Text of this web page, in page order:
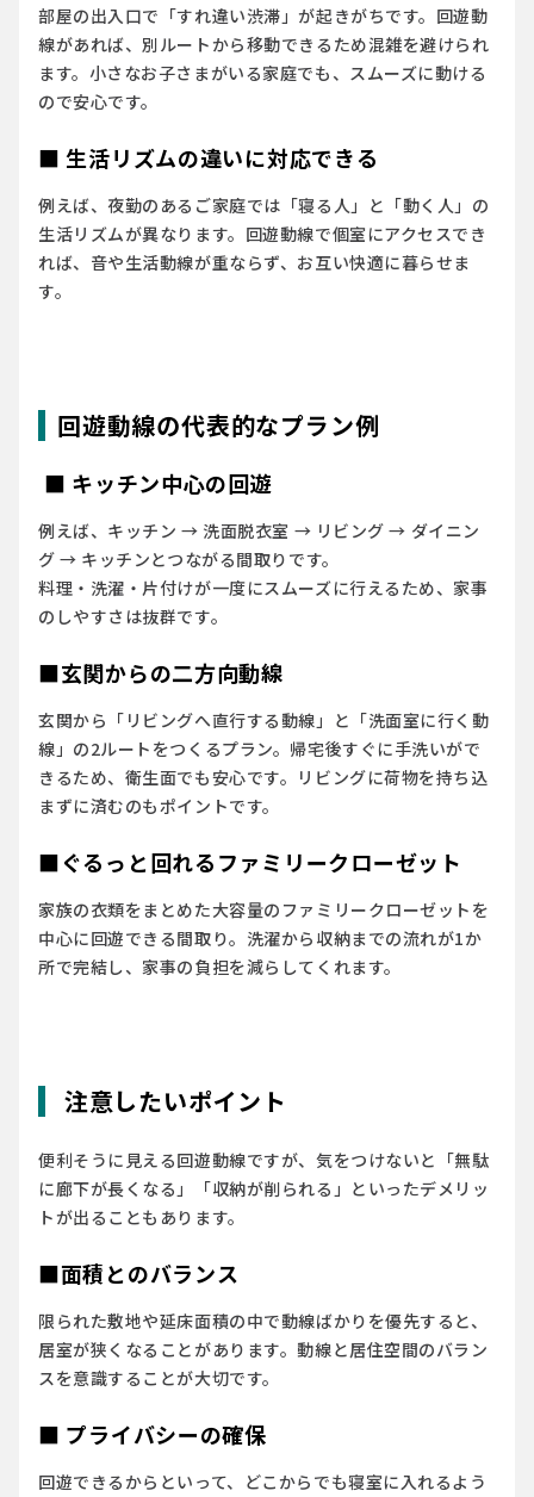
部屋の出入口で「すれ違い渋滞」が起きがちです。回遊動
線があれば、別ルートから移動できるため混雑を避けられ
ます。小さなお子さまがいる家庭でも、スムーズに動ける
ので安心です。
■ 生活リズムの違いに対応できる
例えば、夜勤のあるご家庭では「寝る人」と「動く人」の
生活リズムが異なります。回遊動線で個室にアクセスでき
れば、音や生活動線が重ならず、お互い快適に暮らせま
す。
回遊動線の代表的なプラン例
■ キッチン中心の回遊
例えば、キッチン → 洗面脱衣室 → リビング → ダイニン
グ → キッチンとつながる間取りです。
料理・洗濯・片付けが一度にスムーズに行えるため、家事
のしやすさは抜群です。
■玄関からの二方向動線
玄関から「リビングへ直行する動線」と「洗面室に行く動
線」の2ルートをつくるプラン。帰宅後すぐに手洗いがで
きるため、衛生面でも安心です。リビングに荷物を持ち込
まずに済むのもポイントです。
■ぐるっと回れるファミリークローゼット
家族の衣類をまとめた大容量のファミリークローゼットを
中心に回遊できる間取り。洗濯から収納までの流れが1か
所で完結し、家事の負担を減らしてくれます。
注意したいポイント
便利そうに見える回遊動線ですが、気をつけないと「無駄
に廊下が長くなる」「収納が削られる」といったデメリッ
トが出ることもあります。
■面積とのバランス
限られた敷地や延床面積の中で動線ばかりを優先すると、
居室が狭くなることがあります。動線と居住空間のバラン
スを意識することが大切です。
■ プライバシーの確保
回遊できるからといって、どこからでも寝室に入れるよう